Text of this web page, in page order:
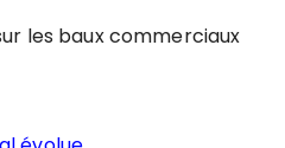
les baux commerciaux